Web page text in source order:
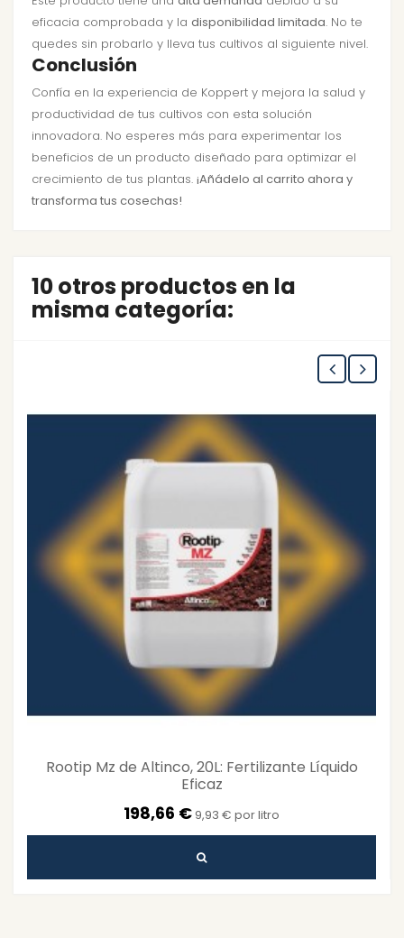
eficacia comprobada y la disponibilidad limitada. No te
quedes sin probarlo y lleva tus cultivos al siguiente nivel.
Conclusión
Confía en la experiencia de Koppert y mejora la salud y
productividad de tus cultivos con esta solución
innovadora. No esperes más para experimentar los
beneficios de un producto diseñado para optimizar el
crecimiento de tus plantas. ¡Añádelo al carrito ahora y
transforma tus cosechas!
10 otros productos en la
misma categoría:
Rootip Mz de Altinco, 20L: Fertilizante Líquido
Eficaz
198,66 € 9,93 € por litro